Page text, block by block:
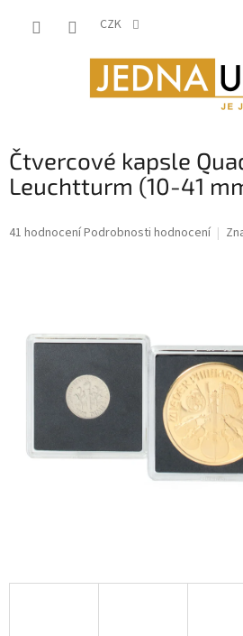
CZK
Čtvercové kapsle
Leuchtturm (10-41
Průměrné
41 hodnoceníPodrobnosti hodnocení